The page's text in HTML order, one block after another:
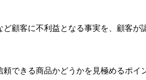
顧客に不利益となる事実を、顧客
できる商品かどうかを見極めるポイ